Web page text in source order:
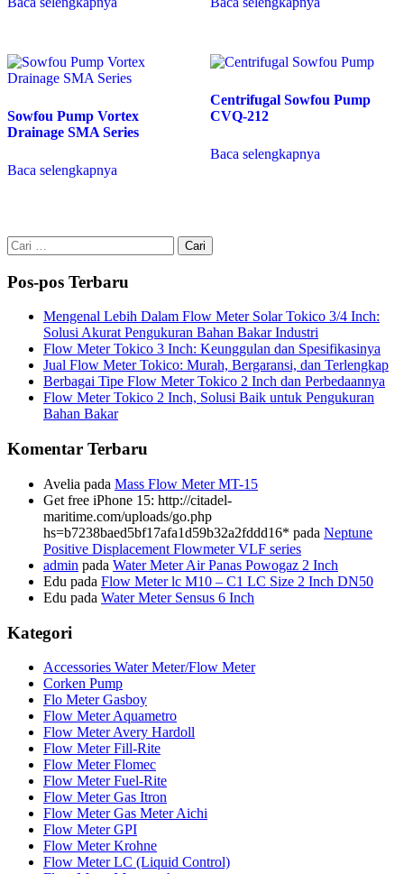
Sowfou Pump Vortex
Drainage SMA Series
Baca selengkapnya
Centrifugal Sowfou Pump
CVQ-212
Baca selengkapnya
Cari
untuk:
Pos-pos Terbaru
Mengenal Lebih Dalam Flow Meter Solar Tokico 3/4 Inch:
Solusi Akurat Pengukuran Bahan Bakar Industri
Flow Meter Tokico 3 Inch: Keunggulan dan Spesifikasinya
Jual Flow Meter Tokico: Murah, Bergaransi, dan Terlengkap
Berbagai Tipe Flow Meter Tokico 2 Inch dan Perbedaannya
Flow Meter Tokico 2 Inch, Solusi Baik untuk Pengukuran
Bahan Bakar
Komentar Terbaru
Avelia pada Mass Flow Meter MT-15
Get free iPhone 15: http://citadel-
maritime.com/uploads/go.php
hs=b7238baed5bf17afa1d59b32a2fddd16* pada Neptune
Positive Displacement Flowmeter VLF series
admin pada Water Meter Air Panas Powogaz 2 Inch
Edu pada Flow Meter lc M10 – C1 LC Size 2 Inch DN50
Edu pada Water Meter Sensus 6 Inch
Kategori
Accessories Water Meter/Flow Meter
Corken Pump
Flo Meter Gasboy
Flow Meter Aquametro
Flow Meter Avery Hardoll
Flow Meter Fill-Rite
Flow Meter Flomec
Flow Meter Fuel-Rite
Flow Meter Gas Itron
Flow Meter Gas Meter Aichi
Flow Meter GPI
Flow Meter Krohne
Flow Meter LC (Liquid Control)